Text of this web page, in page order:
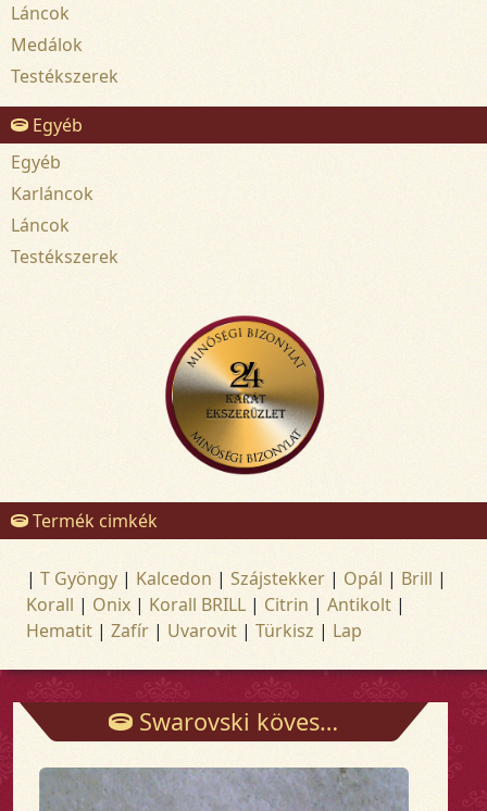
Láncok
Medálok
Testékszerek
Egyéb
Egyéb
Karláncok
Láncok
Testékszerek
Termék cimkék
| T Gyöngy | Kalcedon | Szájstekker | Opál | Brill |
Korall | Onix | Korall BRILL | Citrin | Antikolt |
Hematit | Zafír | Uvarovit | Türkisz | Lap
Swarovski köves fülbevaló stekkeres - Fülbevalók - Arany és ezüst ékszerek